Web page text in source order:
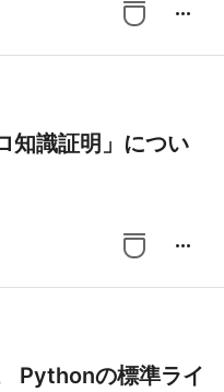
more_horiz
識証明」につい
more_horiz
Pythonの標準ライ